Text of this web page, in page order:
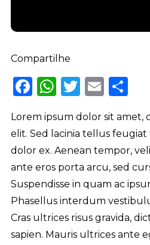
Compartilhe
Facebook
WhatsApp
Twitter
Email
Lorem ipsum dolor sit amet,
elit. Sed lacinia tellus feugiat
dolor ex. Aenean tempor,
ante eros porta arcu, sed
Suspendisse in quam ac
Phasellus interdum
Cras ultrices risus gravida,
sapien. Mauris ultrices ante